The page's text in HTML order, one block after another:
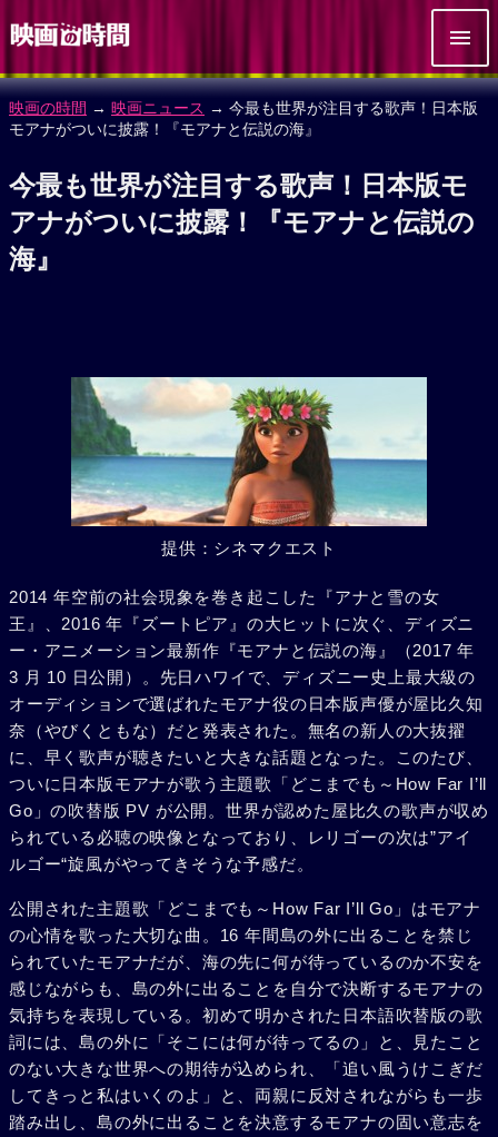
映画の時間 → 映画ニュース → 今最も世界が注目する歌声！日本版
モアナがついに披露！『モアナと伝説の海』
今最も世界が注目する歌声！日本版モ
アナがついに披露！『モアナと伝説の
海』
提供：シネマクエスト
2014 年空前の社会現象を巻き起こした『アナと雪の女
王』、2016 年『ズートピア』の大ヒットに次ぐ、ディズニ
ー・アニメーション最新作『モアナと伝説の海』（2017 年
3 月 10 日公開）。先日ハワイで、ディズニー史上最大級の
オーディションで選ばれたモアナ役の日本版声優が屋比久知
奈（やびくともな）だと発表された。無名の新人の大抜擢
に、早く歌声が聴きたいと大きな話題となった。このたび、
ついに日本版モアナが歌う主題歌「どこまでも～How Far I’ll
Go」の吹替版 PV が公開。世界が認めた屋比久の歌声が収め
られている必聴の映像となっており、レリゴーの次は”アイ
ルゴー“旋風がやってきそうな予感だ。
公開された主題歌「どこまでも～How Far I’ll Go」はモアナ
の心情を歌った大切な曲。16 年間島の外に出ることを禁じ
られていたモアナだが、海の先に何が待っているのか不安を
感じながらも、島の外に出ることを自分で決断するモアナの
気持ちを表現している。初めて明かされた日本語吹替版の歌
詞には、島の外に「そこには何が待ってるの」と、見たこと
のない大きな世界への期待が込められ、「追い風うけこぎだ
してきっと私はいくのよ」と、両親に反対されながらも一歩
踏み出し、島の外に出ることを決意するモアナの固い意志を